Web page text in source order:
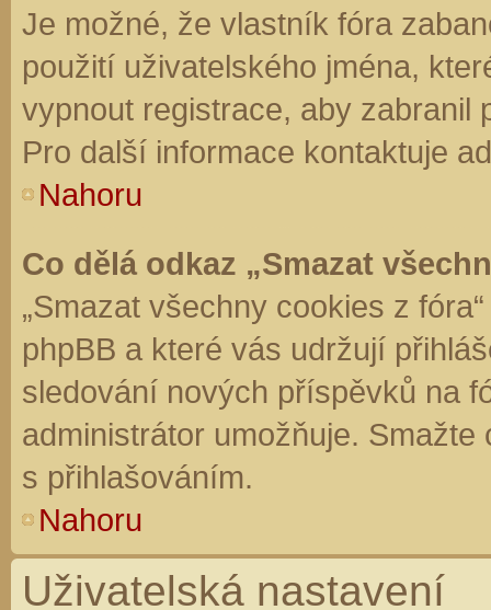
Je možné, že vlastník fóra
použití uživatelského jména,
vypnout registrace, aby zabranil
Pro další informace kontaktuje
Nahoru
Co dělá odkaz „Smazat
„Smazat všechny cookies z
phpBB a které vás udržují
sledování nových příspěvků na
administrátor umožňuje.
s přihlašováním.
Nahoru
Uživatelská nastavení